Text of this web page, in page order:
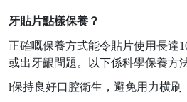
牙貼片點樣保養？
正確嘅保養方式能令貼片使用長達
或出牙齦問題。以下係科學保養方
l保持良好口腔衛生，避免用力横刷